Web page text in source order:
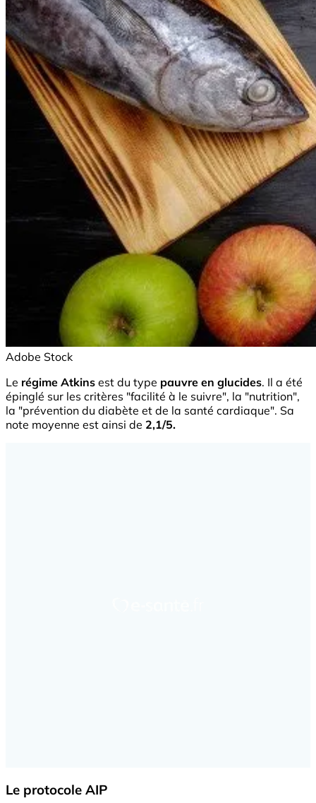
Adobe Stock
Le régime Atkins est du type pauvre en glucides. Il a été
épinglé sur les critères "facilité à le suivre", la "nutrition",
la "prévention du diabète et de la santé cardiaque". Sa
note moyenne est ainsi de 2,1/5.
Le protocole AIP